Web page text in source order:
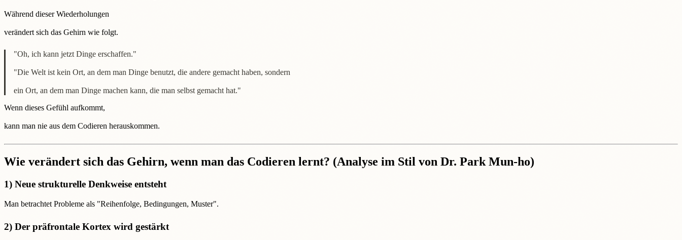
Während dieser Wiederholungen
verändert sich das Gehirn wie folgt.
"Oh, ich kann jetzt Dinge erschaffen."
"Die Welt ist kein Ort, an dem man Dinge benutzt, die andere gemacht haben, sondern
ein Ort, an dem man Dinge machen kann, die man selbst gemacht hat."
Wenn dieses Gefühl aufkommt,
kann man nie aus dem Codieren herauskommen.
Wie verändert sich das Gehirn, wenn man das Codieren lernt? (Analyse im Stil von Dr. Park Mun-ho)
1) Neue strukturelle Denkweise entsteht
Man betrachtet Probleme als "Reihenfolge, Bedingungen, Muster".
2) Der präfrontale Kortex wird gestärkt